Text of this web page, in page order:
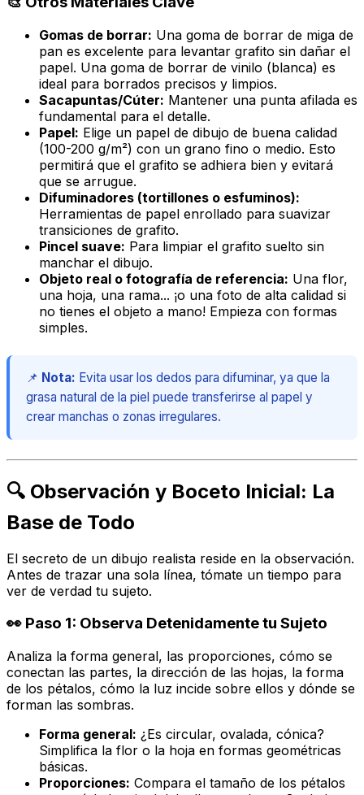
Gomas de borrar: Una goma de borrar de miga de
pan es excelente para levantar grafito sin dañar el
papel. Una goma de borrar de vinilo (blanca) es
ideal para borrados precisos y limpios.
Sacapuntas/Cúter: Mantener una punta afilada es
fundamental para el detalle.
Papel: Elige un papel de dibujo de buena calidad
(100-200 g/m²) con un grano fino o medio. Esto
permitirá que el grafito se adhiera bien y evitará
que se arrugue.
Difuminadores (tortillones o esfuminos):
Herramientas de papel enrollado para suavizar
transiciones de grafito.
Pincel suave: Para limpiar el grafito suelto sin
manchar el dibujo.
Objeto real o fotografía de referencia: Una flor,
una hoja, una rama... ¡o una foto de alta calidad si
no tienes el objeto a mano! Empieza con formas
simples.
📌 Nota: Evita usar los dedos para difuminar, ya que la
grasa natural de la piel puede transferirse al papel y
crear manchas o zonas irregulares.
🔍 Observación y Boceto Inicial: La
Base de Todo
El secreto de un dibujo realista reside en la observación.
Antes de trazar una sola línea, tómate un tiempo para
ver de verdad tu sujeto.
👀 Paso 1: Observa Detenidamente tu Sujeto
Analiza la forma general, las proporciones, cómo se
conectan las partes, la dirección de las hojas, la forma
de los pétalos, cómo la luz incide sobre ellos y dónde se
forman las sombras.
Forma general: ¿Es circular, ovalada, cónica?
Simplifica la flor o la hoja en formas geométricas
básicas.
Proporciones: Compara el tamaño de los pétalos